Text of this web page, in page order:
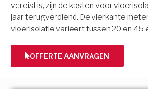
vereist is, zijn de kosten voor
jaar terugverdiend. De vierkante
vloerisolatie varieert tussen 20 en 45
OFFERTE AANVRAGEN